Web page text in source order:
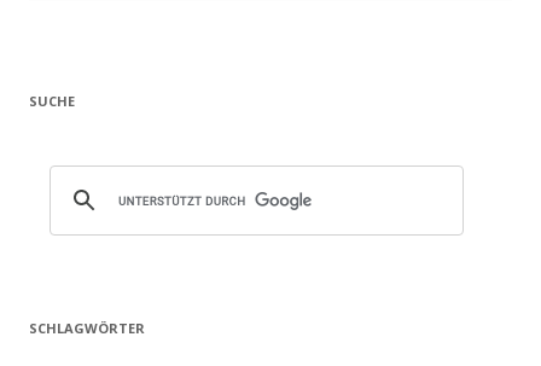
SUCHE
SCHLAGWÖRTER